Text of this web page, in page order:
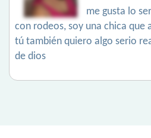
me gusta lo
con rodeos, soy una chica que
tú también quiero algo serio
de dios